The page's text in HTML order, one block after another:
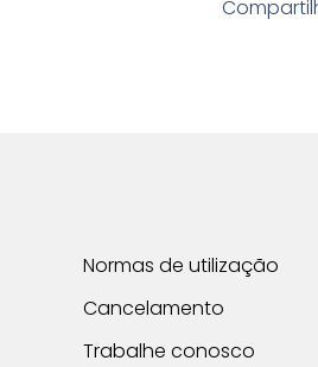
Normas de utilização
Cancelamento
Trabalhe conosco